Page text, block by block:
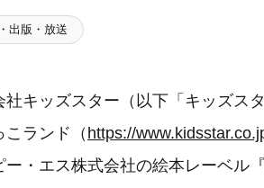
出版・放送
社キッズスター（以下「キッズス
こランド（ https://
ー・エス株式会社の絵本レーベル